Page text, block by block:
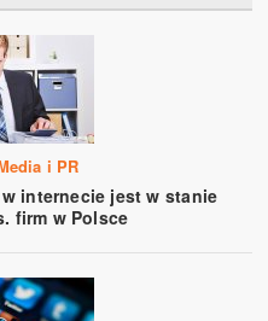
i PR
internecie jest w stanie
firm w Polsce